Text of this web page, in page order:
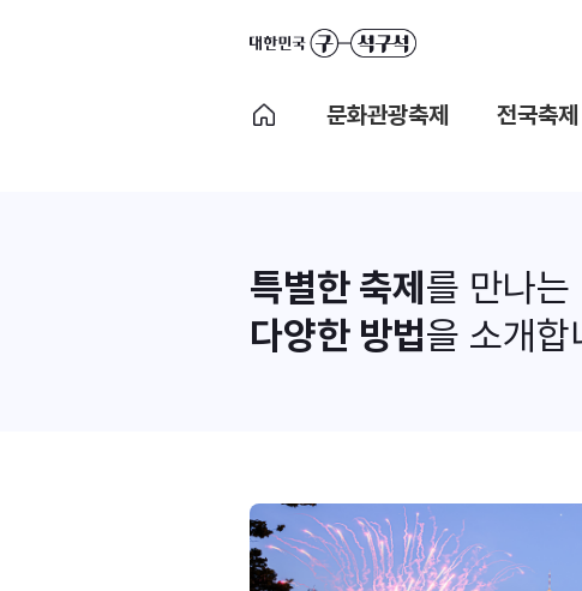
문화관광축제 전국축제
특별한 축제 를 만나는
다양한 방법을 소개합